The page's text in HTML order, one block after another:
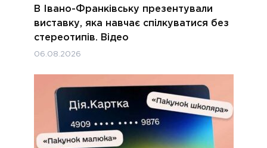
В Івано-Франківську презентували
виставку, яка навчає спілкуватися без
стереотипів. Відео
06.08.2026